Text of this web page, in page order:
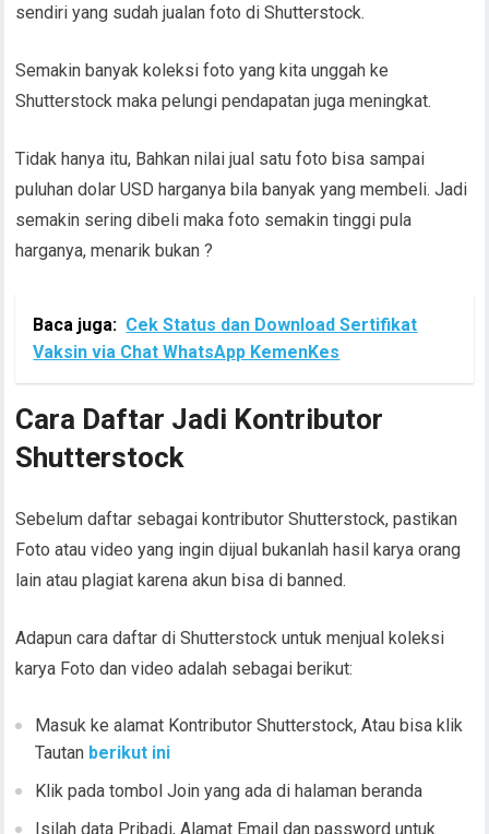
sendiri yang sudah jualan foto di Shutterstock.
Semakin banyak koleksi foto yang kita unggah ke
Shutterstock maka pelungi pendapatan juga meningkat.
Tidak hanya itu, Bahkan nilai jual satu foto bisa sampai
puluhan dolar USD harganya bila banyak yang membeli. Jadi
semakin sering dibeli maka foto semakin tinggi pula
harganya, menarik bukan ?
Baca juga: Cek Status dan Download Sertifikat
Vaksin via Chat WhatsApp KemenKes
Cara Daftar Jadi Kontributor
Shutterstock
Sebelum daftar sebagai kontributor Shutterstock, pastikan
Foto atau video yang ingin dijual bukanlah hasil karya orang
lain atau plagiat karena akun bisa di banned.
Adapun cara daftar di Shutterstock untuk menjual koleksi
karya Foto dan video adalah sebagai berikut:
Masuk ke alamat Kontributor Shutterstock, Atau bisa klik
Tautan berikut ini
Klik pada tombol Join yang ada di halaman beranda
Isilah data Pribadi, Alamat Email dan password untuk